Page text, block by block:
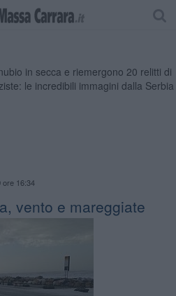
ore 16:34
vento e mareggiate